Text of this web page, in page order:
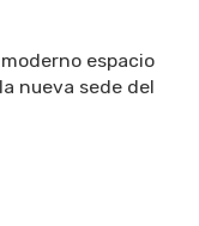
espacio
nueva sede del